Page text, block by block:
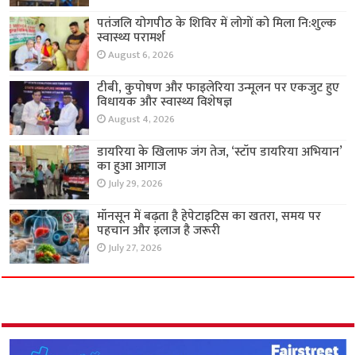
पतंजलि योगपीठ के शिविर में लोगों को मिला नि:शुल्क
स्वास्थ्य परामर्श
August 6, 2026
टीबी, कुपोषण और फाइलेरिया उन्मूलन पर एकजुट हुए
विधायक और स्वास्थ्य विशेषज्ञ
August 4, 2026
डायरिया के खिलाफ जंग तेज, ‘स्टॉप डायरिया अभियान’
का हुआ आगाज
July 29, 2026
मॉनसून में बढ़ता है हेपेटाइटिस का खतरा, समय पर
पहचान और इलाज है जरूरी
July 27, 2026